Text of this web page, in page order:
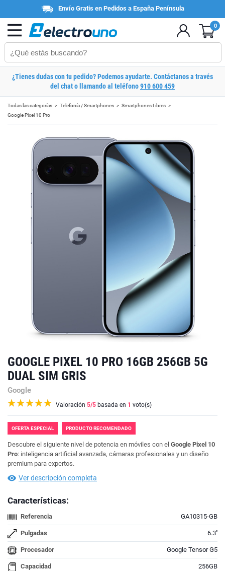
Envío Gratis en Pedidos a España Península
0
¿Tienes dudas con tu pedido? Podemos ayudarte. Contáctanos a través
del chat o llamando al teléfono910 600 459
Todas las categorías Telefonía / Smartphones
Smartphones Libres
Google Pixel 10 Pro
GOOGLE PIXEL 10 PRO 16GB 256GB 5G
DUAL SIM GRIS
Google
Valoración 5/5 basada en 1 voto(s)
OFERTA ESPECIAL PRODUCTO RECOMENDADO
Descubre el siguiente nivel de potencia en móviles con el Google Pixel 10
Pro: inteligencia artificial avanzada, cámaras profesionales y un diseño
premium para expertos.
Ver descripción completa
Características:
Referencia GA10315-GB
Pulgadas 6.3''
Procesador Google Tensor G5
Capacidad 256GB